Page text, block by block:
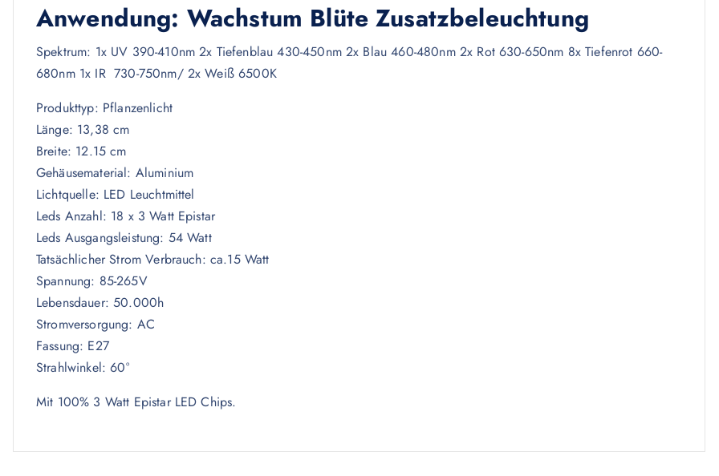
Anwendung: Wachstum Blüte Zusatzbeleuchtung
Spektrum: 1x UV 390-410nm 2x Tiefenblau 430-450nm 2x Blau 460-480nm 2x Rot 630-650nm 8x Tiefenrot 660-
680nm 1x IR 730-750nm/ 2x Weiß 6500K
Produkttyp: Pflanzenlicht
Länge: 13,38 cm
Breite: 12.15 cm
Gehäusematerial: Aluminium
Lichtquelle: LED Leuchtmittel
Leds Anzahl: 18 x 3 Watt Epistar
Leds Ausgangsleistung: 54 Watt
Tatsächlicher Strom Verbrauch: ca.15 Watt
Spannung: 85-265V
Lebensdauer: 50.000h
Stromversorgung: AC
Fassung: E27
Strahlwinkel: 60°
Mit 100% 3 Watt Epistar LED Chips.